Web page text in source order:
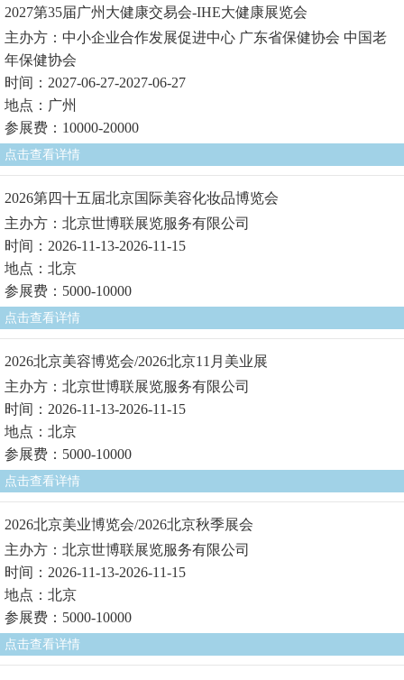
2027第35届广州大健康交易会-IHE大健康展览会
主办方：中小企业合作发展促进中心 广东省保健协会 中国老
年保健协会
时间：2027-06-27-2027-06-27
地点：广州
参展费：10000-20000
点击查看详情
2026第四十五届北京国际美容化妆品博览会
主办方：北京世博联展览服务有限公司
时间：2026-11-13-2026-11-15
地点：北京
参展费：5000-10000
点击查看详情
2026北京美容博览会/2026北京11月美业展
主办方：北京世博联展览服务有限公司
时间：2026-11-13-2026-11-15
地点：北京
参展费：5000-10000
点击查看详情
2026北京美业博览会/2026北京秋季展会
主办方：北京世博联展览服务有限公司
时间：2026-11-13-2026-11-15
地点：北京
参展费：5000-10000
点击查看详情